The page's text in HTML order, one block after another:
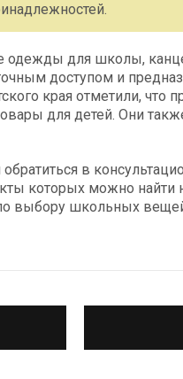
одежды для школы,
доступом и
края отметили, что
для детей. Они
в
которых можно найти
выбору школьных